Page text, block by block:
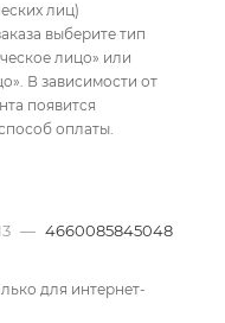
лиц)
выберите тип
лицо» или
В зависимости от
появится
оплаты.
— 4660085845048
для интернет-